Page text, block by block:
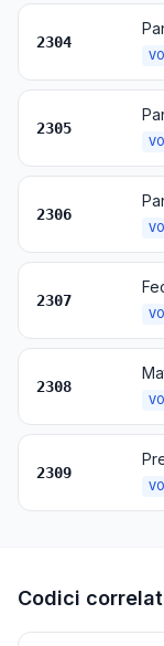
2304
2305
2306
2307
2308
2309
Codici